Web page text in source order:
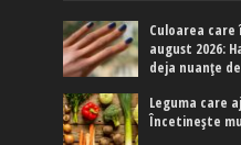
Culoarea
august 2026:
deja nuanțe
Leguma care
Încetinește